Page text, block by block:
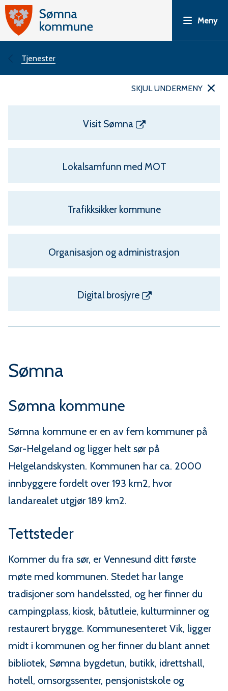
ø
a
k
o
m
m
u
n
e
Meny
Du
her:
Tjenester
SKJUL UNDERMENY
Visit Sømna
Lokalsamfunn med MOT
Trafikksikker kommune
Organisasjon og administrasjon
Digital brosjyre
Sømna
Sømna kommune
Sømna kommune er en av fem kommuner på
Sør-Helgeland og ligger helt sør på
Helgelandskysten. Kommunen har ca. 2000
innbyggere fordelt over 193 km2, hvor
landarealet utgjør 189 km2.
Tettsteder
Kommer du fra sør, er Vennesund ditt første
møte med kommunen. Stedet har lange
tradisjoner som handelssted, og her finner du
campingplass, kiosk, båtutleie, kulturminner og
restaurert brygge. Kommunesenteret Vik, ligger
midt i kommunen og her finner du blant annet
bibliotek, Sømna bygdetun, butikk, idrettshall,
hotell, omsorgssenter, pensjonistskole og